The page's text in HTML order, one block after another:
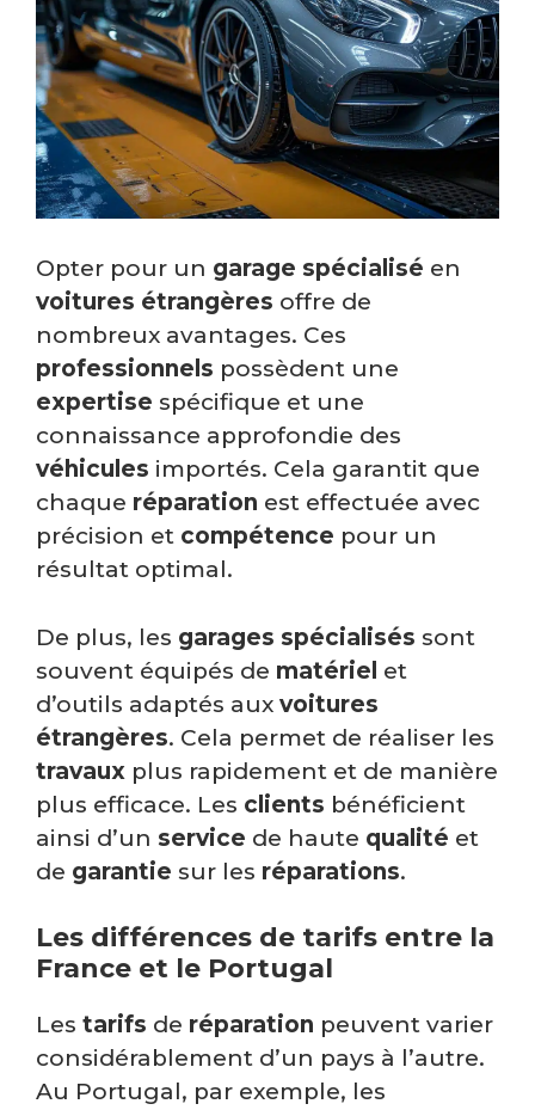
Opter pour un garage spécialisé en
voitures étrangères offre de
nombreux avantages. Ces
professionnels possèdent une
expertise spécifique et une
connaissance approfondie des
véhicules importés. Cela garantit que
chaque réparation est effectuée avec
précision et compétence pour un
résultat optimal.
De plus, les garages spécialisés sont
souvent équipés de matériel et
d’outils adaptés aux voitures
étrangères. Cela permet de réaliser les
travaux plus rapidement et de manière
plus efficace. Les clients bénéficient
ainsi d’un service de haute qualité et
de garantie sur les réparations.
Les différences de tarifs entre la
France et le Portugal
Les tarifs de réparation peuvent varier
considérablement d’un pays à l’autre.
Au Portugal, par exemple, les